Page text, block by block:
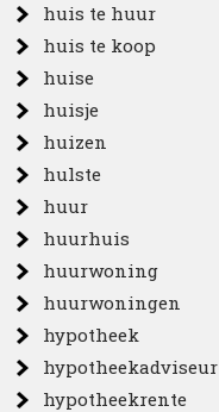
huis te huur
huis te koop
huise
huisje
huizen
hulste
huur
huurhuis
huurwoning
huurwoningen
hypotheek
hypotheekadviseur
hypotheekrente